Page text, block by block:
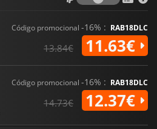
Código promocional -16% : RAB18DLC
13.84€ 11.63€
Código promocional -16% : RAB18DLC
14.73€ 12.37€